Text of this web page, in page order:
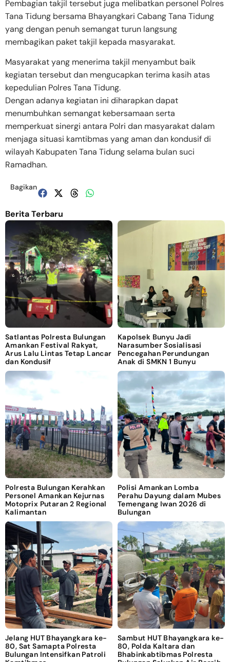
Pembagian takjil tersebut juga melibatkan personel Polres
Tana Tidung bersama Bhayangkari Cabang Tana Tidung
yang dengan penuh semangat turun langsung
membagikan paket takjil kepada masyarakat.
Masyarakat yang menerima takjil menyambut baik
kegiatan tersebut dan mengucapkan terima kasih atas
kepedulian Polres Tana Tidung.
Dengan adanya kegiatan ini diharapkan dapat
menumbuhkan semangat kebersamaan serta
memperkuat sinergi antara Polri dan masyarakat dalam
menjaga situasi kamtibmas yang aman dan kondusif di
wilayah Kabupaten Tana Tidung selama bulan suci
Ramadhan.
Bagikan
Berita Terbaru
Satlantas Polresta Bulungan
Amankan Festival Rakyat,
Arus Lalu Lintas Tetap Lancar
dan Kondusif
Kapolsek Bunyu Jadi
Narasumber Sosialisasi
Pencegahan Perundungan
Anak di SMKN 1 Bunyu
Polresta Bulungan Kerahkan
Personel Amankan Kejurnas
Motoprix Putaran 2 Regional
Kalimantan
Polisi Amankan Lomba
Perahu Dayung dalam Mubes
Temengang Iwan 2026 di
Bulungan
Jelang HUT Bhayangkara ke-
80, Sat Samapta Polresta
Bulungan Intensifkan Patroli
Sambut HUT Bhayangkara ke-
80, Polda Kaltara dan
Bhabinkabtibmas Polresta